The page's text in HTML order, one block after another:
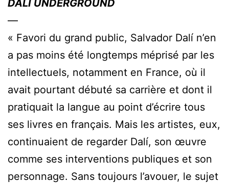
DALI UNDERGROUND
—
« Favori du grand public, Salvador Dalí n’en
a pas moins été longtemps méprisé par les
intellectuels, notamment en France, où il
avait pourtant débuté sa carrière et dont il
pratiquait la langue au point d’écrire tous
ses livres en français. Mais les artistes, eux,
continuaient de regarder Dalí, son œuvre
comme ses interventions publiques et son
personnage. Sans toujours l’avouer, le sujet